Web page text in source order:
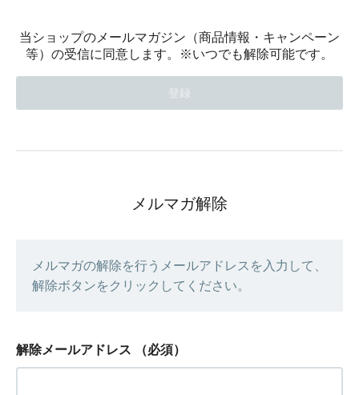
当ショップのメールマガジン（商品情報・キャンペーン
等）の受信に同意します。※いつでも解除可能です。
メルマガ解除
メルマガの解除を行うメールアドレスを入力して、
解除ボタンをクリックしてください。
解除メールアドレス （必須）